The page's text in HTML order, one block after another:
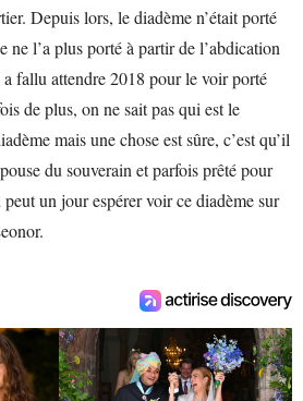
Depuis lors, le diadème n’était porté
ne l’a plus porté à partir de l’abdication
fallu attendre 2018 pour le voir porté
de plus, on ne sait pas qui est le
mais une chose est sûre, c’est qu’il
du souverain et parfois prêté pour
un jour espérer voir ce diadème sur